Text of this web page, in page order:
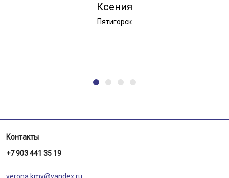
Ксения
Пятигорск
Контакты
+7 903 441 35 19